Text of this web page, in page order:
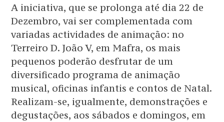
A iniciativa, que se prolonga até dia 22 de
Dezembro, vai ser complementada com
variadas actividades de animação: no
Terreiro D. João V, em Mafra, os mais
pequenos poderão desfrutar de um
diversificado programa de animação
musical, oficinas infantis e contos de Natal.
Realizam-se, igualmente, demonstrações e
degustações, aos sábados e domingos, em